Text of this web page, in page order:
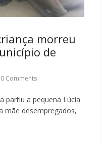
morreu
de
0 Comments
partiu a pequena Lúcia
mãe desempregados,